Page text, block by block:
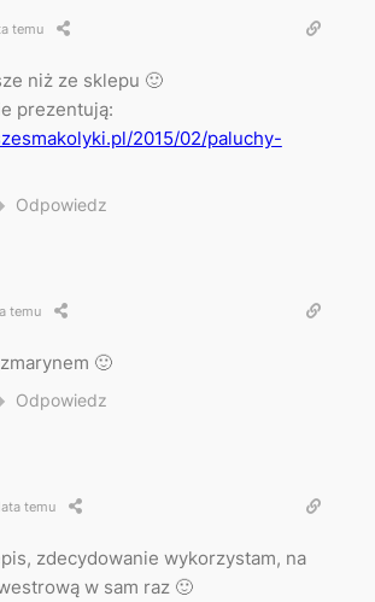
temu
niż ze sklepu 🙂
prezentują:
2015/02/paluchy-
Odpowiedz
temu
🙂
Odpowiedz
temu
zdecydowanie wykorzystam, na
w sam raz 🙂